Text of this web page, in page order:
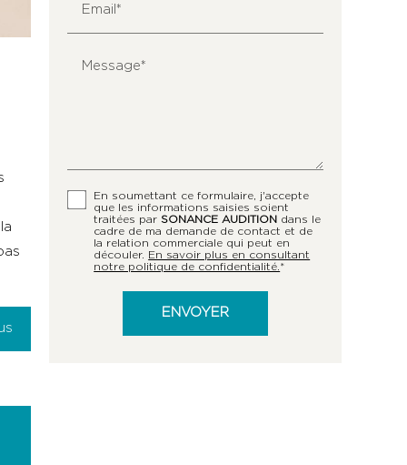
Email*
Message*
En soumettant ce formulaire, j'accepte
que les informations saisies soient
traitées par SONANCE AUDITION dans le
cadre de ma demande de contact et de
la relation commerciale qui peut en
découler. En savoir plus en consultant
notre politique de confidentialité. *